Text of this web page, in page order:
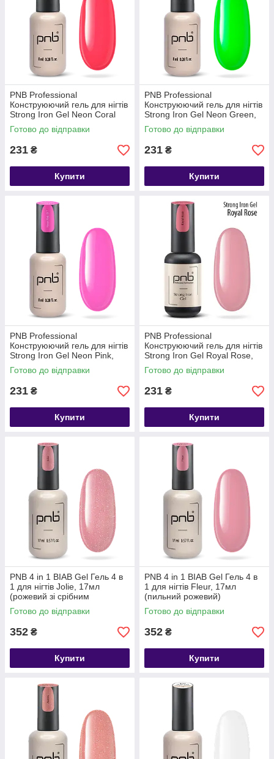
PNB Professional
Конструюючий гель для нігтів
Strong Iron Gel Neon Coral
Pink, 8мл
Готово до відправки
231 ₴
Купити
PNB Professional
Конструюючий гель для нігтів
Strong Iron Gel Neon Green,
8мл
Готово до відправки
231 ₴
Купити
PNB Professional
Конструюючий гель для нігтів
Strong Iron Gel Neon Pink,
8мл
Готово до відправки
231 ₴
Купити
PNB Professional
Конструюючий гель для нігтів
Strong Iron Gel Royal Rose,
8мл
Готово до відправки
231 ₴
Купити
PNB 4 in 1 BIAB Gel Гель 4 в
1 для нігтів Jolie, 17мл
(рожевий зі срібним
шиммером)
Готово до відправки
352 ₴
Купити
PNB 4 in 1 BIAB Gel Гель 4 в
1 для нігтів Fleur, 17мл
(пильний рожевий)
Готово до відправки
352 ₴
Купити